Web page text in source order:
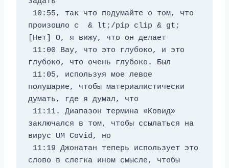
произошло с
& lt;/pip clip & gt;
[Нет] О, я вижу, что он делает
глубоко, что очень глубоко. Был
полушарие, чтобы материалистически
думать, где я думал, что
заключался в том, чтобы ссылаться на
вирус UM Covid, но
слово в слегка ином смысле, чтобы